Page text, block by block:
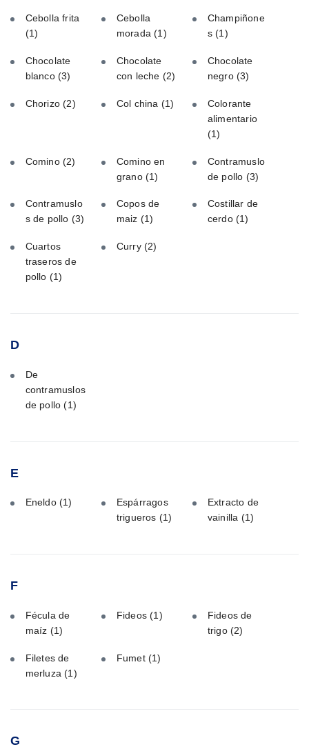
Cebolla frita
(1)
Cebolla
morada(1)
Champiñone
s(1)
Chocolate
blanco (3)
Chocolate
con leche (2)
Chocolate
negro(3)
Chorizo(2) Col china (1)
Colorante
alimentario
(1)
Comino (2)
Comino en
grano (1)
Contramuslo
de pollo (3)
Contramuslo
s de pollo (3)
Copos de
maiz (1)
Costillar de
cerdo(1)
Cuartos
traseros de
pollo (1)
Curry (2)
D
De
contramuslos
de pollo(1)
E
Eneldo (1)
Espárragos
trigueros (1)
Extracto de
vainilla (1)
F
Fécula de
maíz (1)
Fideos(1)
Fideos de
trigo(2)
Filetes de
merluza(1)
Fumet (1)
G